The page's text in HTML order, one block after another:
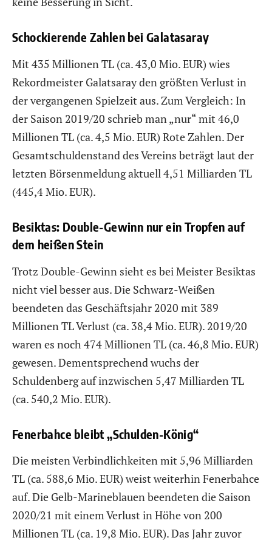
Schockierende Zahlen bei Galatasaray
Mit 435 Millionen TL (ca. 43,0 Mio. EUR) wies
Rekordmeister Galatsaray den größten Verlust in
der vergangenen Spielzeit aus. Zum Vergleich: In
der Saison 2019/20 schrieb man „nur“ mit 46,0
Millionen TL (ca. 4,5 Mio. EUR) Rote Zahlen. Der
Gesamtschuldenstand des Vereins beträgt laut der
letzten Börsenmeldung aktuell 4,51 Milliarden TL
(445,4 Mio. EUR).
Besiktas: Double-Gewinn nur ein Tropfen auf
dem heißen Stein
Trotz Double-Gewinn sieht es bei Meister Besiktas
nicht viel besser aus. Die Schwarz-Weißen
beendeten das Geschäftsjahr 2020 mit 389
Millionen TL Verlust (ca. 38,4 Mio. EUR). 2019/20
waren es noch 474 Millionen TL (ca. 46,8 Mio. EUR)
gewesen. Dementsprechend wuchs der
Schuldenberg auf inzwischen 5,47 Milliarden TL
(ca. 540,2 Mio. EUR).
Fenerbahce bleibt „Schulden-König“
Die meisten Verbindlichkeiten mit 5,96 Milliarden
TL (ca. 588,6 Mio. EUR) weist weiterhin Fenerbahce
auf. Die Gelb-Marineblauen beendeten die Saison
2020/21 mit einem Verlust in Höhe von 200
Millionen TL (ca. 19,8 Mio. EUR). Das Jahr zuvor